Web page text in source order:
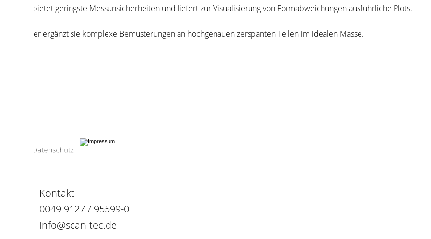
Kontakt
0049 9127 / 95599-0
info@scan-tec.de
geringste Messunsicherheiten und liefert zur Visualisierung von Formabweichungen ausführliche Plots.
ergänzt sie komplexe Bemusterungen an hochgenauen zerspanten Teilen im idealen Masse.